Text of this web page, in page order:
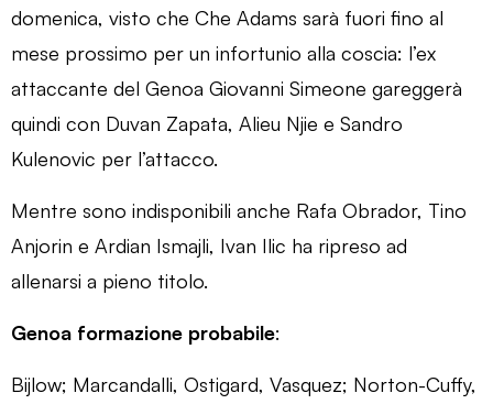
domenica, visto che Che Adams sarà fuori fino al
mese prossimo per un infortunio alla coscia: l’ex
attaccante del Genoa Giovanni Simeone gareggerà
quindi con Duvan Zapata, Alieu Njie e Sandro
Kulenovic per l’attacco.
Mentre sono indisponibili anche Rafa Obrador, Tino
Anjorin e Ardian Ismajli, Ivan Ilic ha ripreso ad
allenarsi a pieno titolo.
Genoa formazione probabile:
Bijlow; Marcandalli, Ostigard, Vasquez; Norton-Cuffy,